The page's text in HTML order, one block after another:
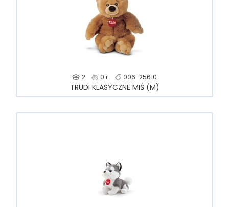
2 0+ 006-25610
TRUDI KLASYCZNE MIŚ (M)